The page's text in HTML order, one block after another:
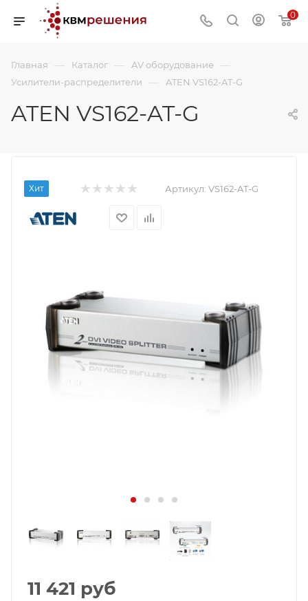
0
Главная — Каталог — AV оборудование —
Усилители-распределители — ATEN VS162-AT-G
ATEN VS162-AT-G
Хит Артикул: VS162-AT-G
11 421 руб